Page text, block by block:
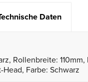
Daten
Rollenbreite:
Farbe: Schwarz